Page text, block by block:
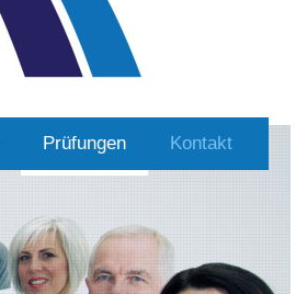
Prüfungen Kontakt